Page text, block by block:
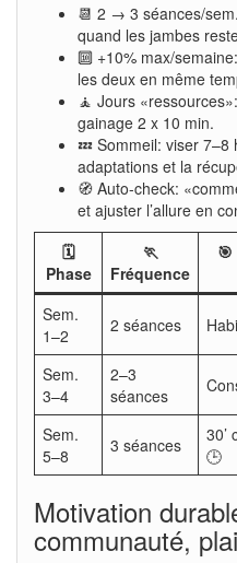
📆 2 → 3 séances/
quand les jambes
🔟 +10% max/
les deux en même
🧘 Jours
gainage 2 x 10 min.
💤 Sommeil: viser 7–8
adaptations et la
🧭 Auto-check:
et ajuster l’allure en
🗓️
Phase
🏃
Fréquence
Sem.
1–2
2 séances
Sem.
3–4
2–3
séances
Sem.
5–8
3 séances
30’
🕒
Motivation
communauté,